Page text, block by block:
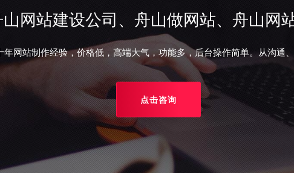
网站建设公司、舟山做网站、舟山网
网站制作经验，价格低，高端大气，功能多，后台操作简单。从沟通
点击咨询